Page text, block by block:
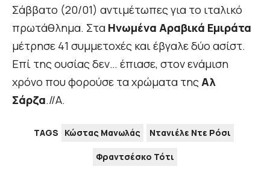
Σάββατο (20/01) αντιμέτωπες για το ιταλικό
πρωτάθλημα. Στα Ηνωμένα Αραβικά Εμιράτα
μέτρησε 41 συμμετοχές και έβγαλε δύο ασίστ.
Επί της ουσίας δεν… έπιασε, στον ενάμιση
χρόνο που φορούσε τα χρώματα τηςΑλ
Σάρζα.//Α.
TAGS Κώστας Μανωλάς Ντανιέλε Ντε Ρόσι
Φραντσέσκο Τότι